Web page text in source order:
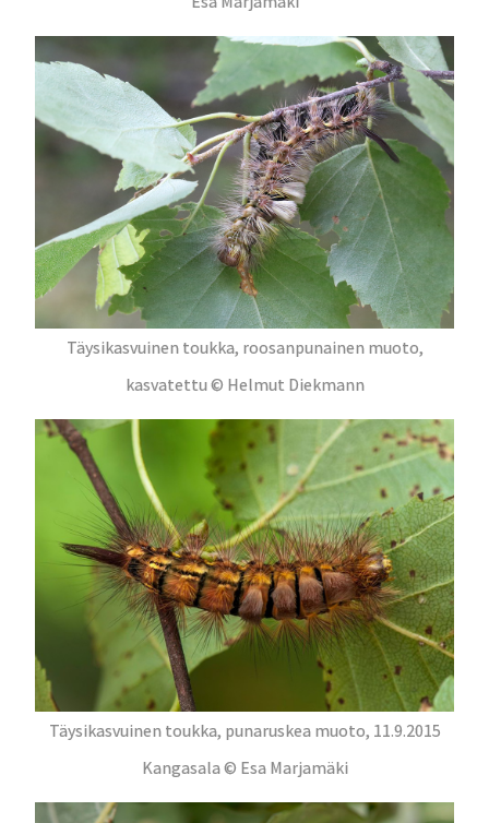
Täysikasvuinen toukka, roosanpunainen muoto,
kasvatettu © Helmut Diekmann
Täysikasvuinen toukka, punaruskea muoto, 11.9.2015
Kangasala © Esa Marjamäki